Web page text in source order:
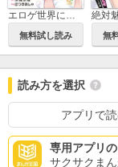
エロゲ世界に転生した俺が、推しへの愛で寝取られヒロインを幸せにする。【電子単行本】
無料試し読み 無
読み方を選択
アプリで
専用アプリ
サクサクま